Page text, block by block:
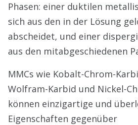
Phasen: einer duktilen
sich aus den in der Lösung
abscheidet, und einer
aus den mitabgeschiedenen
MMCs wie Kobalt-Chrom-
Wolfram-Karbid und Nickel-
können einzigartige und
Eigenschaften gegenüber